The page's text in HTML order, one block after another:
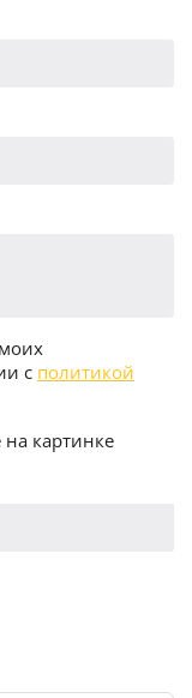
с политикой
картинке